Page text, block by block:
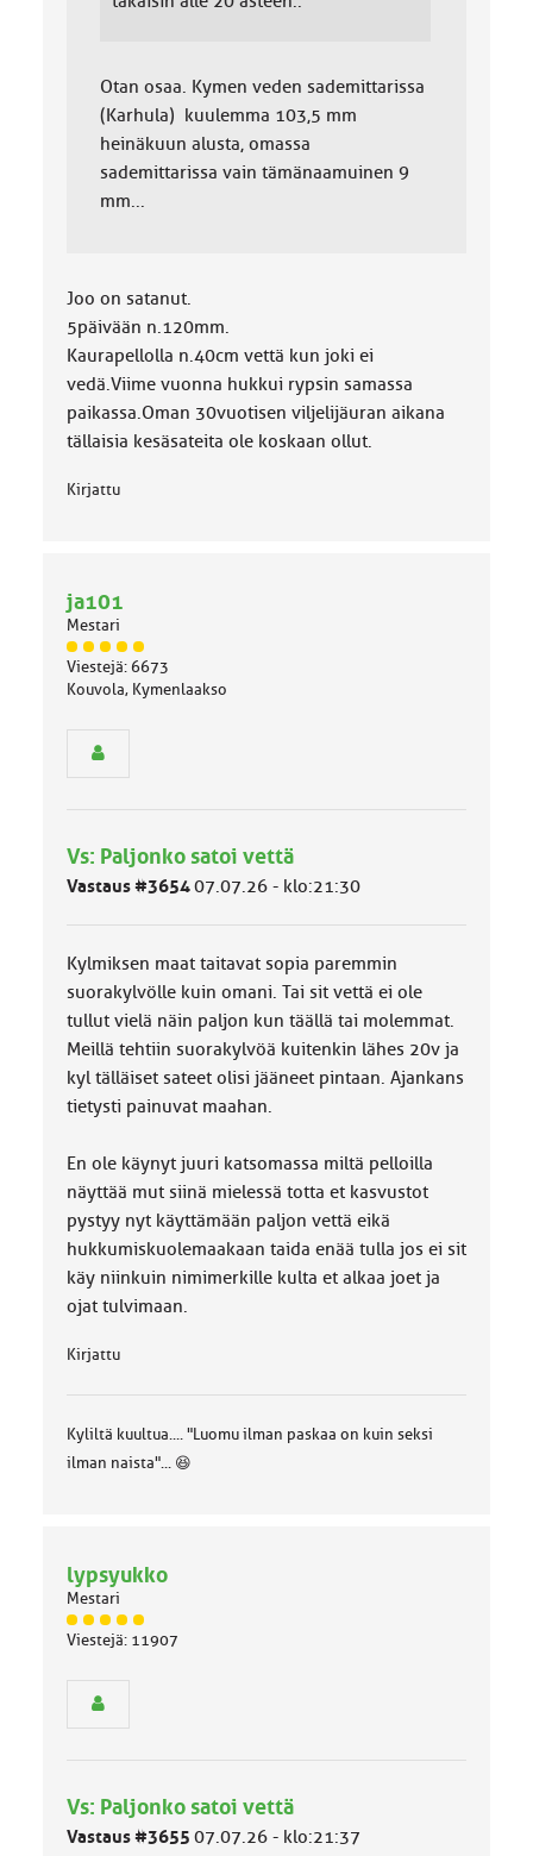
Otan osaa. Kymen veden sademittarissa
(Karhula) kuulemma 103,5 mm
heinäkuun alusta, omassa
sademittarissa vain tämänaamuinen 9
mm...
Joo on satanut.
5päivään n.120mm.
Kaurapellolla n.40cm vettä kun joki ei
vedä.Viime vuonna hukkui rypsin samassa
paikassa.Oman 30vuotisen viljelijäuran aikana
tällaisia kesäsateita ole koskaan ollut.
Kirjattu
ja101
Mestari
J
ä
s
ä
l
k
a
:
Viestejä: 6673
Kouvola, Kymenlaakso
Vs: Paljonko satoi vettä
Vastaus #365407.07.26 - klo:21:30
Kylmiksen maat taitavat sopia paremmin
suorakylvölle kuin omani. Tai sit vettä ei ole
tullut vielä näin paljon kun täällä tai molemmat.
Meillä tehtiin suorakylvöä kuitenkin lähes 20v ja
kyl tälläiset sateet olisi jääneet pintaan. Ajankans
tietysti painuvat maahan.
En ole käynyt juuri katsomassa miltä pelloilla
näyttää mut siinä mielessä totta et kasvustot
pystyy nyt käyttämään paljon vettä eikä
hukkumiskuolemaakaan taida enää tulla jos ei sit
käy niinkuin nimimerkille kulta et alkaa joet ja
ojat tulvimaan.
Kirjattu
Kyliltä kuultua.... "Luomu ilman paskaa on kuin seksi
ilman naista"... 😆
lypsyukko
Mestari
J
ä
m
ä
Viestejä: 11907
Vs: Paljonko satoi vettä
Vastaus #3655 07.07.26 - klo:21:37